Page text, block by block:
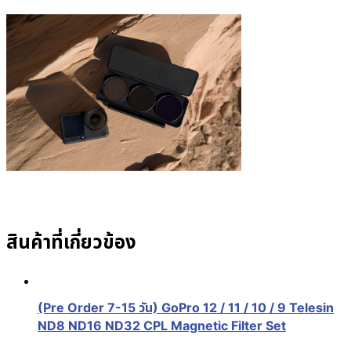
สินค้าที่เกี่ยวข้อง
(Pre Order 7-15 วัน) GoPro 12 / 11 / 10 / 9 Telesin
ND8 ND16 ND32 CPL Magnetic Filter Set